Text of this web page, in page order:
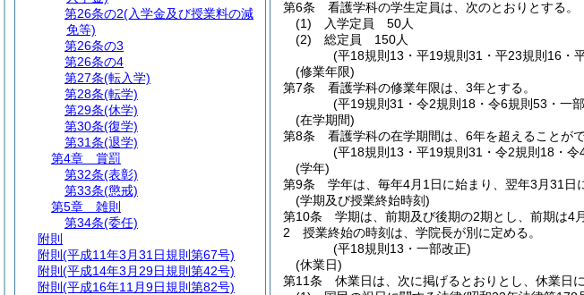
第6条
看護学科の学生定員は、次のとおりとする。
(1)
入学定員 50人
(2)
総定員 150人
(平18規則13・平19規則31・平23規則16・
(修業年限)
第7条
看護学科の修業年限は、3年とする。
(平19規則31・令2規則18・令6規則53・一
(在学期間)
第8条
看護学科の在学期間は、6年を超えることがで
(平18規則13・平19規則31・令2規則18・
(学年)
第9条
学年は、毎年4月1日に始まり、翌年3月31日
(学期及び授業終始時刻)
第10条
学期は、前期及び後期の2期とし、前期は4
2
授業終始の時刻は、学院長が別に定める。
(平18規則13・一部改正)
(休業日)
第11条
休業日は、次に掲げるとおりとし、休業日
第26条の2(入学金及び授業料の減
免等)
第26条の3
第26条の4
第27条(転入学)
第28条(転学)
第29条(休学)
第30条(復学)
第31条(退学)
第4章
賞罰
第32条(表彰)
第33条(懲戒)
第5章
雑則
第34条(委任)
附則
附則 (平成11年3月31日規則第67号)
附則 (平成14年3月29日規則第42号)
附則 (平成16年11月9日規則第82号)